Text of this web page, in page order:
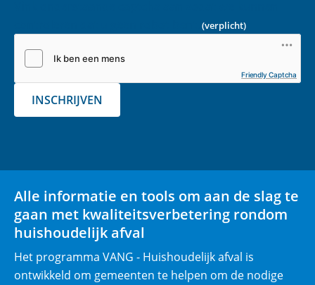
i
v
c
h
t
)
(verplicht)
Friendly Captcha
INSCHRIJVEN
Alle informatie en tools om aan de slag te
gaan met kwaliteitsverbetering rondom
huishoudelijk afval
Het programma VANG - Huishoudelijk afval is
ontwikkeld om gemeenten te helpen om de nodige